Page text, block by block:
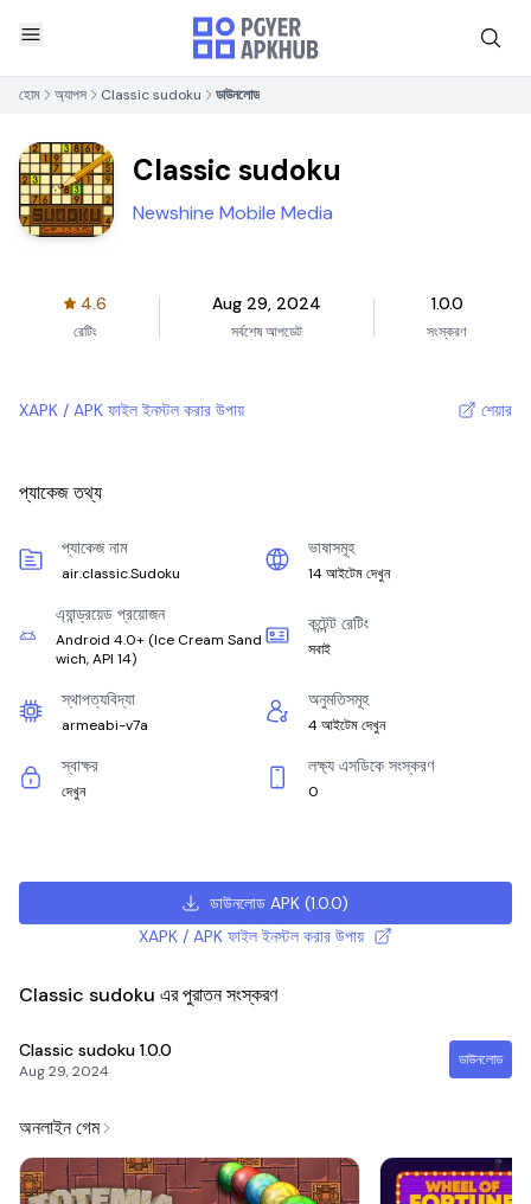
হোম অ্যাপস Classic sudoku ডাউনলোড
Classic sudoku
Newshine Mobile Media
4.6
রেটিং
Aug 29, 2024
সর্বশেষ আপডেট
1.0.0
সংস্করণ
XAPK / APK ফাইল ইনস্টল করার উপায় শেয়ার
প্যাকেজ তথ্য
প্যাকেজ নাম
air.classic.Sudoku
ভাষাসমূহ
14 আইটেম দেখুন
এ্যান্ড্রয়েড প্রয়োজন
Android 4.0+(Ice Cream Sand
wich, API 14)
কন্টেন্ট রেটিং
সবাই
স্থাপত্যবিদ্যা
armeabi-v7a
অনুমতিসমূহ
4 আইটেম দেখুন
স্বাক্ষর
দেখুন
লক্ষ্য এসডিকে সংস্করণ
0
ডাউনলোড APK (1.0.0)
XAPK / APK ফাইল ইনস্টল করার উপায়
Classic sudoku এর পুরাতন সংস্করণ
Classic sudoku 1.0.0
Aug 29, 2024
ডাউনলোড
অনলাইন গেম